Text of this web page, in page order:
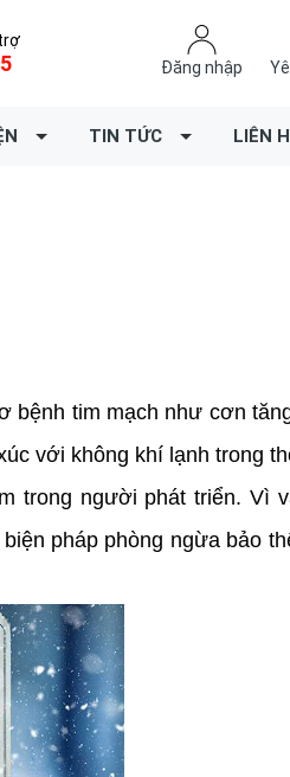
Đăng nhập
TIN TỨC LIÊN
bệnh tim mạch như cơn
với không khí lạnh trong
trong người phát triển. Vì
pháp phòng ngừa bảo